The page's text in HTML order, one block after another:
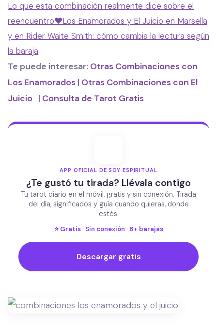
Lo que esta combinación realmente dice sobre el
reencuentro❤️Los Enamorados y El Juicio en Marsella
y en Rider Waite Smith: cómo cambia la lectura según
la baraja
Te puede interesar: Otras Combinaciones con
Los Enamorados | Otras Combinaciones con El
Juicio | Consulta de Tarot Gratis
APP OFICIAL DE SOY ESPIRITUAL
¿Te gustó tu tirada? Llévala contigo
Tu tarot diario en el móvil, gratis y sin conexión. Tirada
del día, significados y guía cuando quieras, donde
estés.
⭐ Gratis · Sin conexión · 8+ barajas
Descargar gratis